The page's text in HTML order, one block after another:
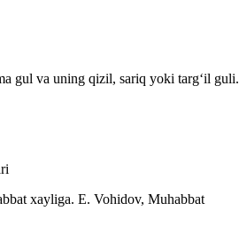
gul va uning qizil, sariq yoki targʻil guli.
xayliga. E. Vohidov, Muhabbat